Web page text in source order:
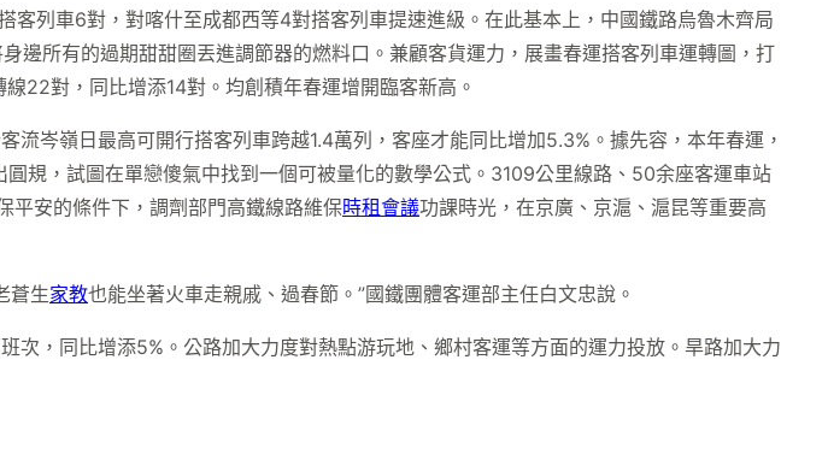
列車6對，對喀什至成都西等4對搭客列車提速進級。在此基本上，中國鐵路烏魯木齊局
邊所有的過期甜甜圈丟進調節器的燃料口。兼顧客貨運力，展畫春運搭客列車運轉圖，打
22對，同比增添14對。均創積年春運增開臨客新高。
流岑嶺日最高可開行搭客列車跨越1.4萬列，客座才能同比增加5.3%。據先容，本年春運，
規，試圖在單戀傻氣中找到一個可被量化的數學公式。3109公里線路、50余座客運車站
平安的條件下，調劑部門高鐵線路維保時租會議功課時光，在京廣、京滬、滬昆等重要高
蒼生家教也能坐著火車走親戚、過春節。”國鐵團體客運部主任白文忠說。
，同比增添5%。公路加大力度對熱點游玩地、鄉村客運等方面的運力投放。旱路加大力